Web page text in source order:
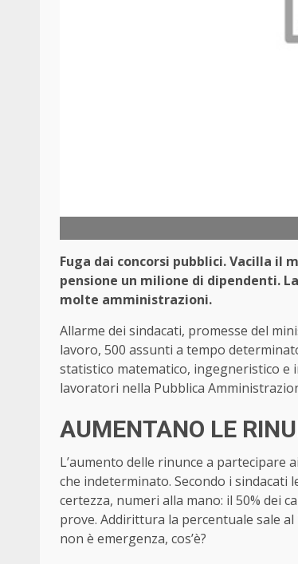
Fuga dai concorsi pubblici. Vacilla il
pensione un milione di dipendenti.
molte amministrazioni.
Allarme dei sindacati, promesse del
lavoro, 500 assunti a tempo
statistico matematico, ingegneristico e
lavoratori nella Pubblica
AUMENTANO LE
L’aumento delle rinunce a partecipare
che indeterminato. Secondo i sindacati
certezza, numeri alla mano: il 50% dei
prove. Addirittura la percentuale sale
non è emergenza, cos’è?